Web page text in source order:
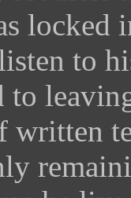
locked
to
to
written